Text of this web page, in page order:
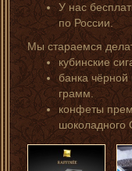
У нас
по России.
Мы стараемся
кубинские
банка чёрной
грамм.
конфеты
шоколадного